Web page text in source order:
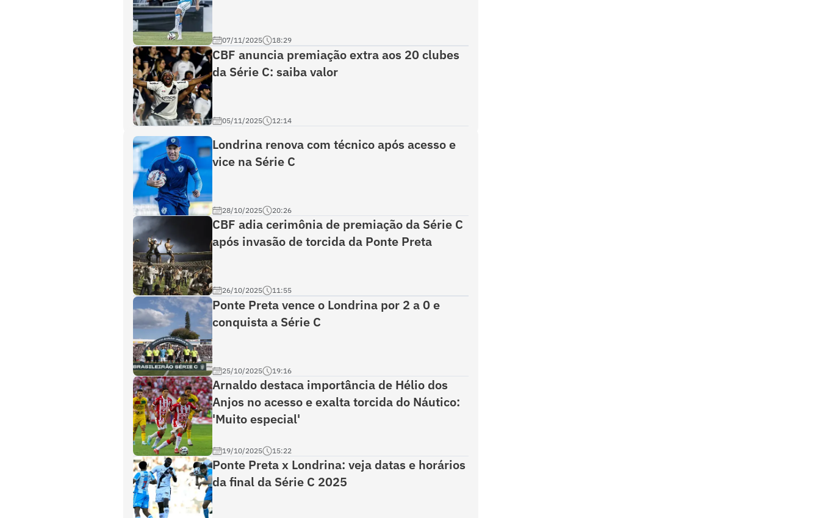
07/11/2025 18:29
CBF anuncia premiação extra aos 20 clubes
da Série C: saiba valor
05/11/2025 12:14
Londrina renova com técnico após acesso e
vice na Série C
28/10/2025 20:26
CBF adia cerimônia de premiação da Série C
após invasão de torcida da Ponte Preta
26/10/2025 11:55
Ponte Preta vence o Londrina por 2 a 0 e
conquista a Série C
25/10/2025 19:16
Arnaldo destaca importância de Hélio dos
Anjos no acesso e exalta torcida do Náutico:
'Muito especial'
19/10/2025 15:22
Ponte Preta x Londrina: veja datas e horários
da final da Série C 2025